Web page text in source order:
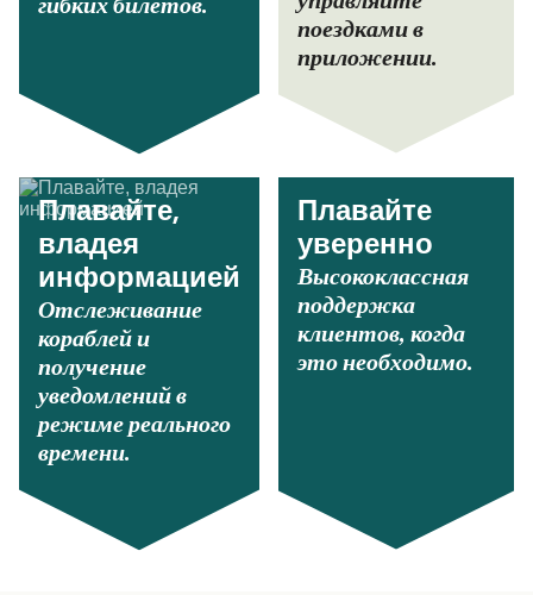
гибких билетов.
поездками в
приложении.
Плавайте,
владея
информацией
Отслеживание
кораблей и
получение
уведомлений в
режиме реального
времени.
Плавайте
уверенно
Высококлассная
поддержка
клиентов, когда
это необходимо.